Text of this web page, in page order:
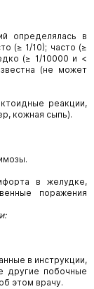
определялась в
(≥ 1/10); часто (≥
(≥ 1/10000 и <
(не может
реакции,
кожная сыпь).
в желудке,
поражения
в инструкции,
другие побочные
этом врачу.